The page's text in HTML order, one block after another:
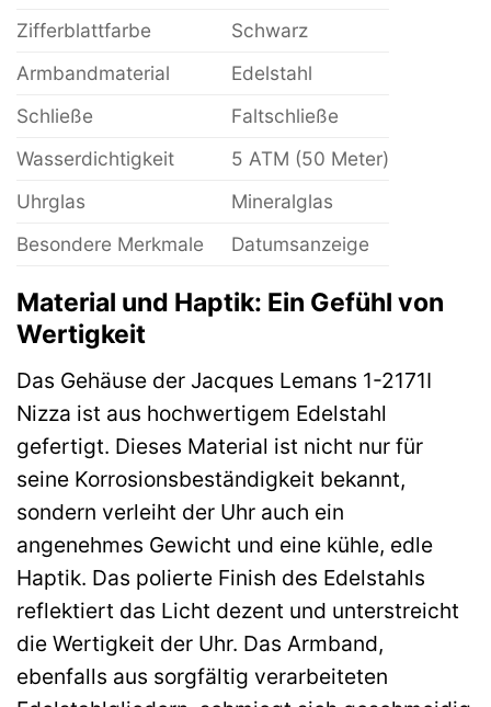
Zifferblattfarbe
Schwarz
Armbandmaterial
Edelstahl
Schließe
Faltschließe
Wasserdichtigkeit
5 ATM (50 Meter)
Uhrglas
Mineralglas
Besondere Merkmale
Datumsanzeige
Material und Haptik: Ein Gefühl von
Wertigkeit
Das Gehäuse der Jacques Lemans 1-2171I
Nizza ist aus hochwertigem Edelstahl
gefertigt. Dieses Material ist nicht nur für
seine Korrosionsbeständigkeit bekannt,
sondern verleiht der Uhr auch ein
angenehmes Gewicht und eine kühle, edle
Haptik. Das polierte Finish des Edelstahls
reflektiert das Licht dezent und unterstreicht
die Wertigkeit der Uhr. Das Armband,
ebenfalls aus sorgfältig verarbeiteten